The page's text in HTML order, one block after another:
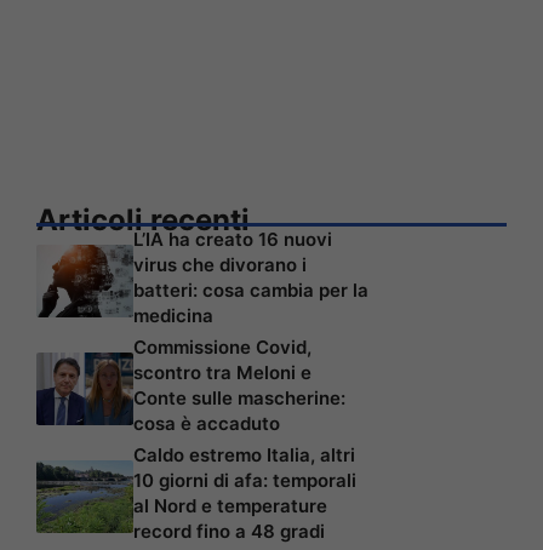
Articoli recenti
L’IA ha creato 16 nuovi
virus che divorano i
batteri: cosa cambia per la
medicina
Commissione Covid,
scontro tra Meloni e
Conte sulle mascherine:
cosa è accaduto
Caldo estremo Italia, altri
10 giorni di afa: temporali
al Nord e temperature
record fino a 48 gradi